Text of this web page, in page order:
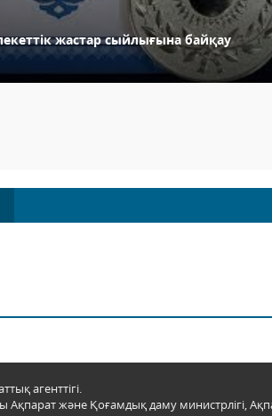
жастар сыйлығына байқау
агенттігі.
Ақпарат және Қоғамдық даму министрлігі,